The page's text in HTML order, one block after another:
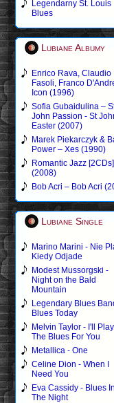
Legendarny St. Louis
Blues
Lubiane Albumy
Enrico Rava, Claudio
Fasoli, Franco
Icon (1996)
Sofia Gubaidulina –
John Passion - St
Easter (2007)
Marek Piekarczyk &
Power – Xes (1990)
Romantic Jazz [2CDs]
(2008)
Bob Acri – Bob Acri
Lubiane Single
Marino Marini - Nie
Kiedy Odjade
Modest Mussorgski -
Night on the Bald
Mountain
Legendary Blues
Blues Today
Melvin Taylor - I'll Play
The Blues For You
Metallica - One
Celine Dion - When I
Need You
Eva Cassidy - Blues In
The Night